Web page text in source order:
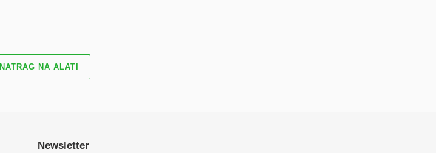
NATRAG NA ALATI
Newsletter